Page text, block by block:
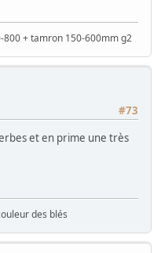
800 + tamron 150-600mm g2
#73
et en prime une très
des blés